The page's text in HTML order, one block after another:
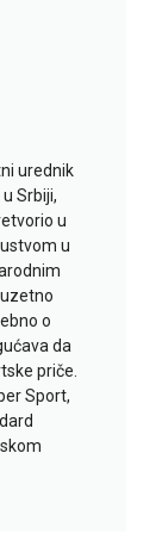
urednik
Srbiji,
u
u
o
da
priče.
Sport,